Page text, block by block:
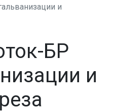
и
БР
и